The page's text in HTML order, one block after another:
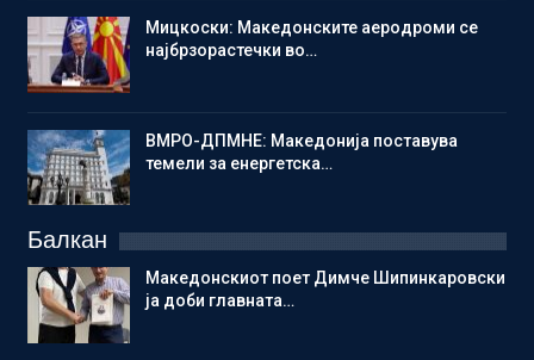
Мицкоски: Македонските аеродроми се
најбрзорастечки во…
ВМРО-ДПМНЕ: Македонија поставува
темели за енергетска…
Балкан
Македонскиот поет Димче Шипинкаровски
ја доби главната…